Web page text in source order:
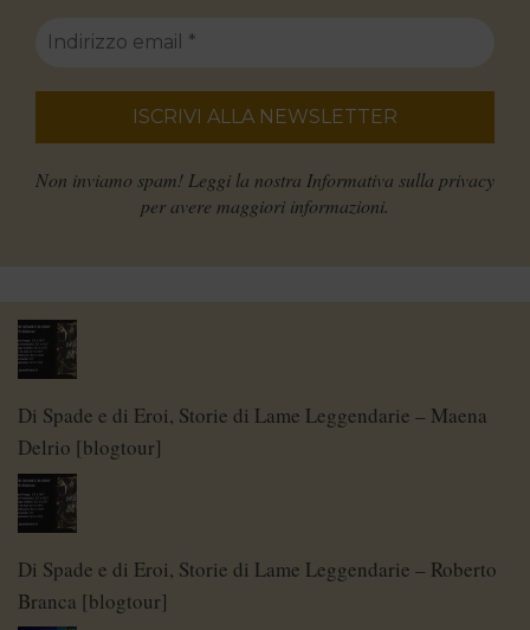
Non inviamo spam! Leggi la nostra Informativa sulla privacy
per avere maggiori informazioni.
Di Spade e di Eroi, Storie di Lame Leggendarie – Maena
Delrio [blogtour]
Di Spade e di Eroi, Storie di Lame Leggendarie – Roberto
Branca [blogtour]